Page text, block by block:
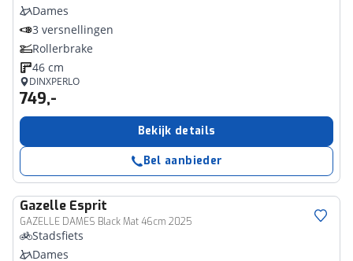
Dames
3 versnellingen
Rollerbrake
46 cm
DINXPERLO
749,-
Bekijk details
Bel aanbieder
Gazelle Esprit
GAZELLE DAMES Black Mat 46cm 2025
Stadsfiets
Dames